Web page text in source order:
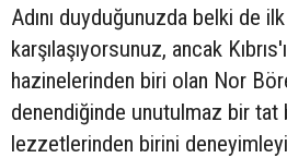
Adını duyduğunuzda belki de
karşılaşıyorsunuz, ancak
hazinelerinden biri olan Nor
denendiğinde unutulmaz bir tat
lezzetlerinden birini